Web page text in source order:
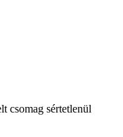
csomag sértetlenül